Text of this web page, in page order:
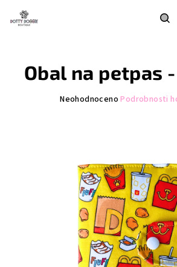
obsah
Obal na petpas -
Průměrné
hvězdiček.
Neohodnoceno Podrobnosti